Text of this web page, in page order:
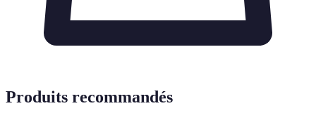
Produits recommandés